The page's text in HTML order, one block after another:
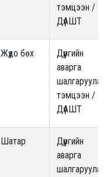
тэмцээн /
ДүАШТ
Жүдо бөх
Дүүргийн
аварга
шалгаруулах
тэмцээн /
ДүАШТ
Шатар
Дүүргийн
аварга
шалгаруулах